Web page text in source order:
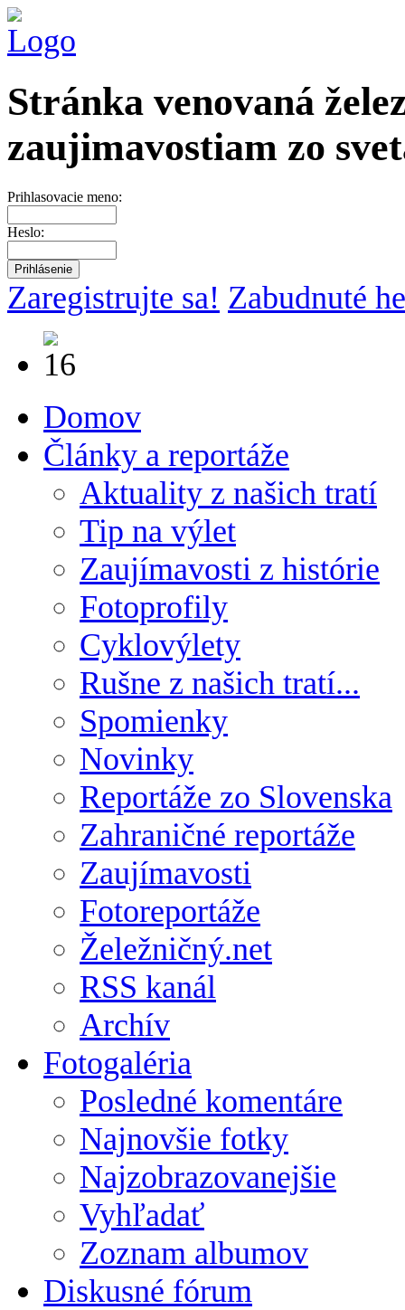
Stránka venovaná
zaujimavostiam zo
Prihlasovacie meno:
Heslo:
Zaregistrujte sa! Zabudnuté
Domov
Články a reportáže
Aktuality z našich tratí
Tip na výlet
Zaujímavosti z histórie
Fotoprofily
Cyklovýlety
Rušne z našich tratí...
Spomienky
Novinky
Reportáže zo Slovenska
Zahraničné reportáže
Zaujímavosti
Fotoreportáže
Želežničný.net
RSS kanál
Archív
Fotogaléria
Posledné komentáre
Najnovšie fotky
Najzobrazovanejšie
Vyhľadať
Zoznam albumov
Diskusné fórum